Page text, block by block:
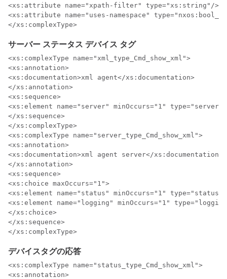
<xs:attribute name="xpath-filter" type="xs:string"/>
<xs:attribute name="uses-namespace"
サーバー ステータス デバイス タグ
<xs:complexType name="xml_type_Cmd_show_xml">
<xs:annotation>
<xs:documentation>xml agent</xs:documentation>
</xs:annotation>
<xs:sequence>
<xs:element name="server" minOccurs="1"
</xs:sequence>
</xs:complexType>
<xs:complexType name="server_type_Cmd_show_xml">
<xs:annotation>
<xs:documentation>xml agent server</xs:documentation>
</xs:annotation>
<xs:sequence>
<xs:choice maxOccurs="1">
<xs:element name="status" minOccurs="1"
<xs:element name="logging" minOccurs="1"
</xs:choice>
</xs:sequence>
デバイスタグの応答
<xs:complexType name="status_type_Cmd_show_xml">
<xs:annotation>